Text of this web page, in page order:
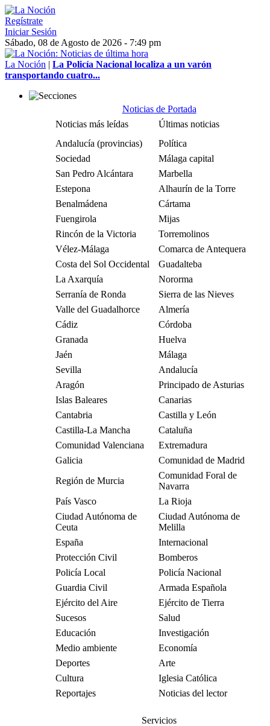
Regístrate
Iniciar Sesión
Sábado, 08 de Agosto de 2026 - 7:49 pm
La Noción | La Policía Nacional localiza a un varón
transportando cuatro...
Noticias de Portada
Noticias más leídas
Últimas noticias
Andalucía (provincias)
Política
Sociedad
Málaga capital
San Pedro Alcántara
Marbella
Estepona
Alhaurín de la Torre
Benalmádena
Cártama
Fuengirola
Mijas
Rincón de la Victoria
Torremolinos
Vélez-Málaga
Comarca de Antequera
Costa del Sol Occidental
Guadalteba
La Axarquía
Nororma
Serranía de Ronda
Sierra de las Nieves
Valle del Guadalhorce
Almería
Cádiz
Córdoba
Granada
Huelva
Jaén
Málaga
Sevilla
Andalucía
Aragón
Principado de Asturias
Islas Baleares
Canarias
Cantabria
Castilla y León
Castilla-La Mancha
Cataluña
Comunidad Valenciana
Extremadura
Galicia
Comunidad de Madrid
Región de Murcia
Comunidad Foral de
Navarra
País Vasco
La Rioja
Ciudad Autónoma de
Ceuta
Ciudad Autónoma de
Melilla
España
Internacional
Protección Civil
Bomberos
Policía Local
Policía Nacional
Guardia Civil
Armada Española
Ejército del Aire
Ejército de Tierra
Sucesos
Salud
Educación
Investigación
Medio ambiente
Economía
Deportes
Arte
Cultura
Iglesia Católica
Reportajes
Noticias del lector
Servicios